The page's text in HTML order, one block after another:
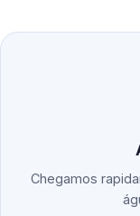
Chegamos